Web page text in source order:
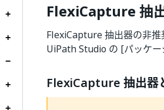
FlexiCapture 抽
FlexiCapture 抽出器の非推
UiPath Studio の [パッケー
FlexiCapture 抽出器